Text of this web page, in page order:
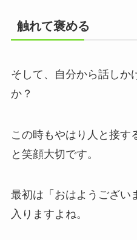
触れて褒める
そして、自分から話しか
か？
この時もやはり人と接す
と笑顔大切です。
最初は「おはようござい
入りますよね。